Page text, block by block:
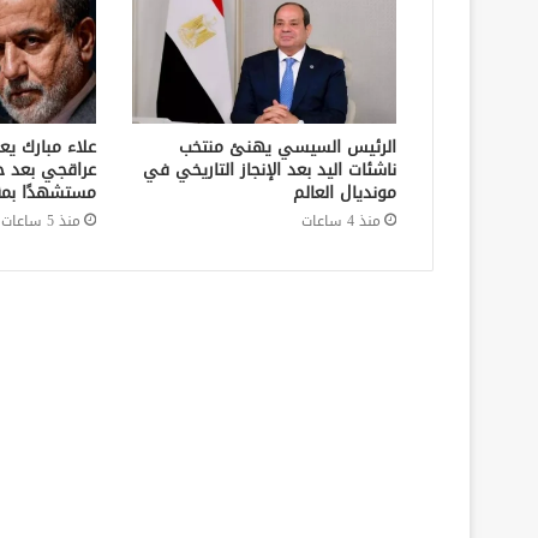
الرئيس السيسي يهنئ منتخب
ناشئات اليد بعد الإنجاز التاريخي في
مونديال العالم
منذ 4 ساعات
علاء مبارك
عراقجي بعد
مستشهدًا
منذ 5 ساعات